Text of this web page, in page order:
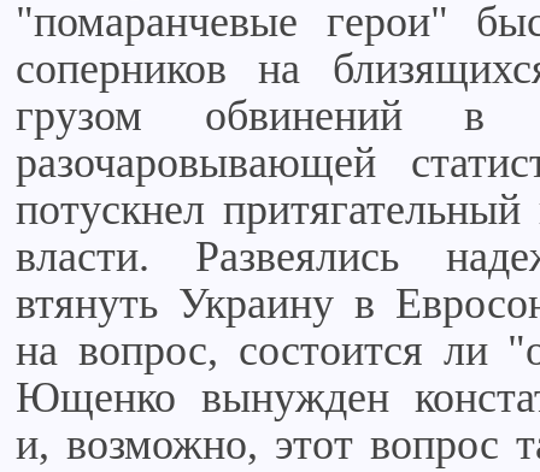
"помаранчевые герои"
соперников на
грузом обвинений в
разочаровывающей
потускнел
власти. Развеялись
втянуть Украину в
на вопрос, состоится ли
Ющенко вынужден
и, возможно, этот вопрос